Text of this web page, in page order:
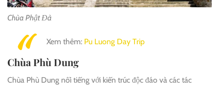
Chùa Phật Đà
Xem thêm: Pu Luong Day Trip
Chùa Phù Dung
Chùa Phù Dung nổi tiếng với kiến trúc độc đáo và các tác